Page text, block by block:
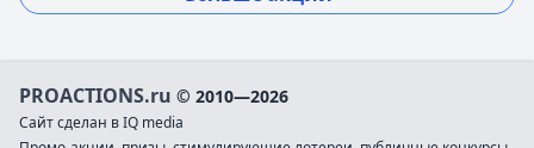
PROACTIONS.ru © 2010—2026
Сайт сделан в IQ media